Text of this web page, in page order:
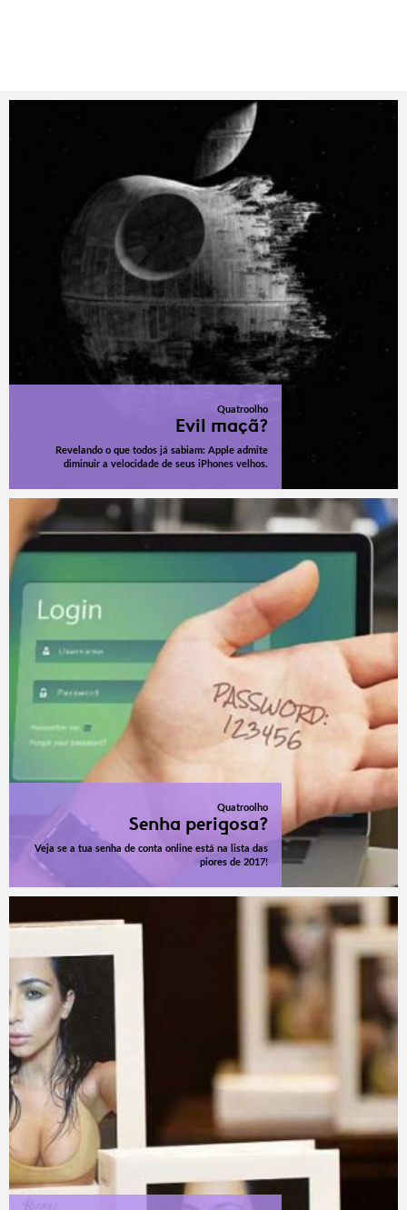
Quatroolho
Evil maçã?
Revelando o que todos já sabiam: Apple admite
diminuir a velocidade de seus iPhones velhos.
Quatroolho
Senha perigosa?
Veja se a tua senha de conta online está na lista das
piores de 2017!